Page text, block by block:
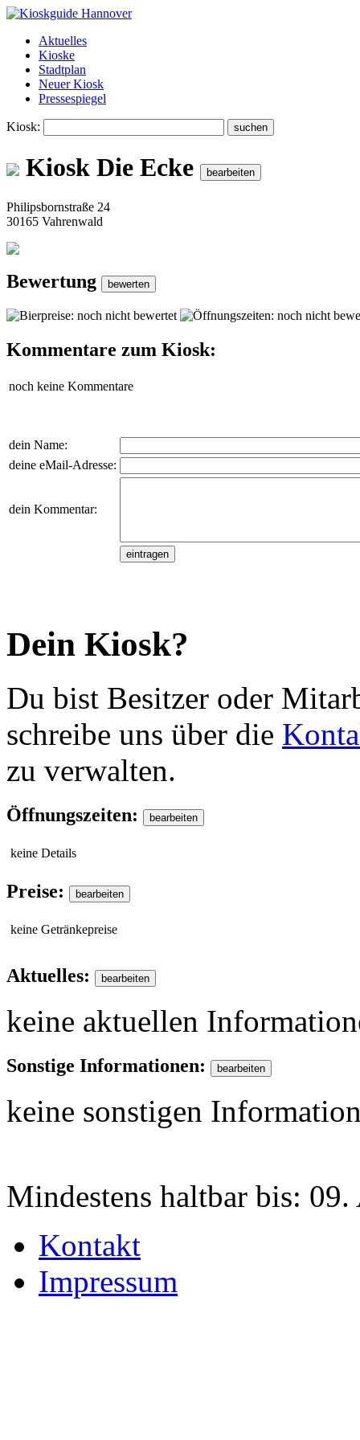
Aktuelles
Kioske
Stadtplan
Neuer Kiosk
Pressespiegel
Kiosk:
Kiosk Die Ecke
Philipsbornstraße 24
30165 Vahrenwald
Bewertung
Kommentare zum Kiosk:
noch keine Kommentare
dein Name:
deine eMail-Adresse:
dein Kommentar:
Dein Kiosk?
Du bist Besitzer oder
schreibe uns über die
zu verwalten.
Öffnungszeiten:
keine Details
Preise:
keine Getränkepreise
Aktuelles:
keine aktuellen
Sonstige Informationen:
keine sonstigen
Mindestens haltbar bis: 09.
Kontakt
Impressum